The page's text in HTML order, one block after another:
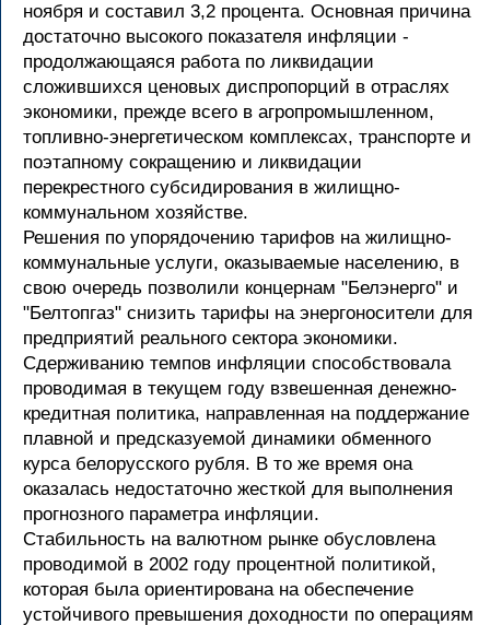
ноября и составил 3,2 процента. Основная причина
достаточно высокого показателя инфляции -
продолжающаяся работа по ликвидации
сложившихся ценовых диспропорций в отраслях
экономики, прежде всего в агропромышленном,
топливно-энергетическом комплексах, транспорте и
поэтапному сокращению и ликвидации
перекрестного субсидирования в жилищно-
коммунальном хозяйстве.
Решения по упорядочению тарифов на жилищно-
коммунальные услуги, оказываемые населению, в
свою очередь позволили концернам "Белэнерго" и
"Белтопгаз" снизить тарифы на энергоносители для
предприятий реального сектора экономики.
Сдерживанию темпов инфляции способствовала
проводимая в текущем году взвешенная денежно-
кредитная политика, направленная на поддержание
плавной и предсказуемой динамики обменного
курса белорусского рубля. В то же время она
оказалась недостаточно жесткой для выполнения
прогнозного параметра инфляции.
Стабильность на валютном рынке обусловлена
проводимой в 2002 году процентной политикой,
которая была ориентирована на обеспечение
устойчивого превышения доходности по операциям